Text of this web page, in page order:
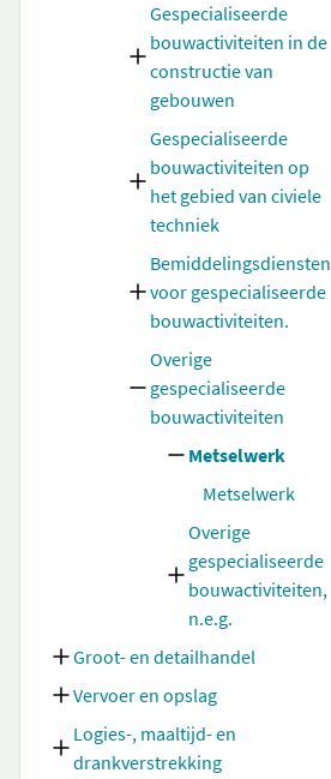
Gespecialiseerde
bouwactiviteiten in de
constructie van
gebouwen
Gespecialiseerde
bouwactiviteiten op
het gebied van civiele
techniek
Bemiddelingsdiensten
voor gespecialiseerde
bouwactiviteiten.
Overige
gespecialiseerde
bouwactiviteiten
Metselwerk
Metselwerk
Overige
gespecialiseerde
bouwactiviteiten,
n.e.g.
Groot- en detailhandel
Vervoer en opslag
Logies-, maaltijd- en
drankverstrekking